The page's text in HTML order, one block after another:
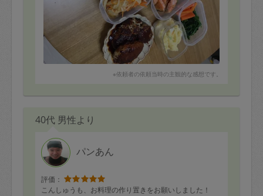
※依頼者の依頼当時の主観的な感想です。
40代 男性より
パンあん
評価：
こんしゅうも、お料理の作り置きをお願いしました！